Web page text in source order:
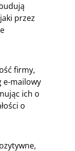
przez
firmy,
e-mailowy
ich o
o